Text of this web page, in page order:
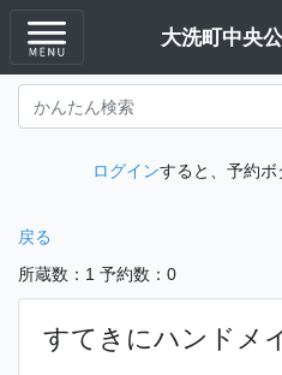
大洗町中央
ログインすると、予約ボ
戻る
所蔵数：1 予約数：0
すてきにハンドメ